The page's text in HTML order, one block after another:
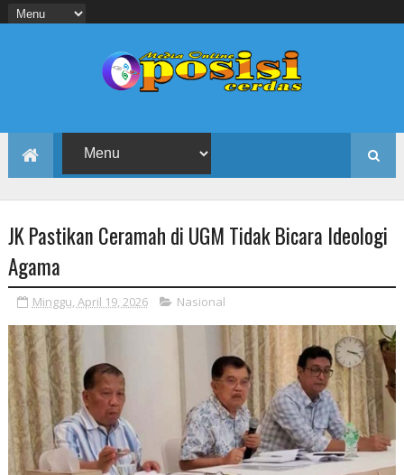
JK Pastikan Ceramah di UGM Tidak Bicara Ideologi
Agama
Minggu, April 19, 2026 Nasional